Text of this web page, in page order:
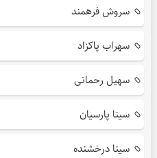
سروش فرهمند
سهراب پاکزاد
سهیل رحمانی
سینا پارسیان
سینا درخشنده